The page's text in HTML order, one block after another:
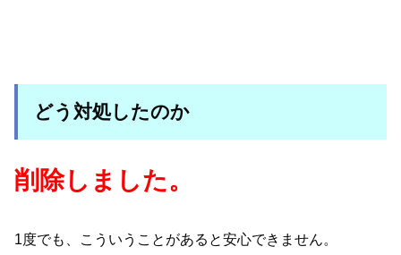
どう対処したのか
削除しました。
1度でも、こういうことがあると安心できません。